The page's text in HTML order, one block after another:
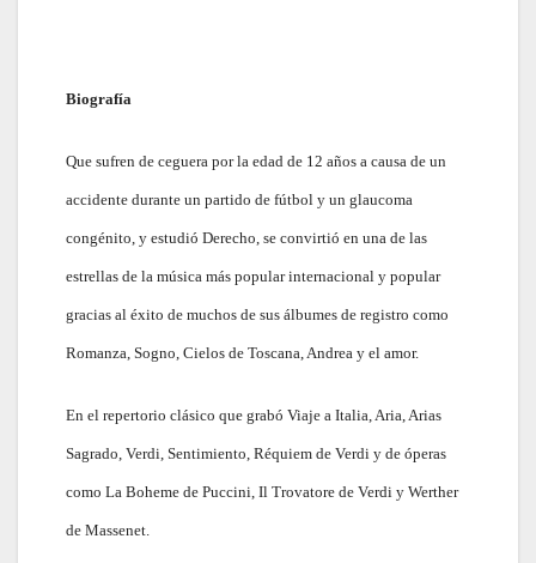
Biografía
Que sufren de ceguera por la edad de 12 años a causa de un
accidente durante un partido de fútbol y un glaucoma
congénito, y estudió Derecho, se convirtió en una de las
estrellas de la música más popular internacional y popular
gracias al éxito de muchos de sus álbumes de registro como
Romanza, Sogno, Cielos de Toscana, Andrea y el amor.
En el repertorio clásico que grabó Viaje a Italia, Aria, Arias
Sagrado, Verdi, Sentimiento, Réquiem de Verdi y de óperas
como La Boheme de Puccini, Il Trovatore de Verdi y Werther
de Massenet.